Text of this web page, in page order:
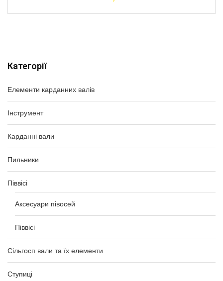
Категорії
Елементи карданних валів
Інструмент
Карданні вали
Пильники
Піввісі
Аксесуари півосей
Піввісі
Сільгосп вали та їх елементи
Ступиці